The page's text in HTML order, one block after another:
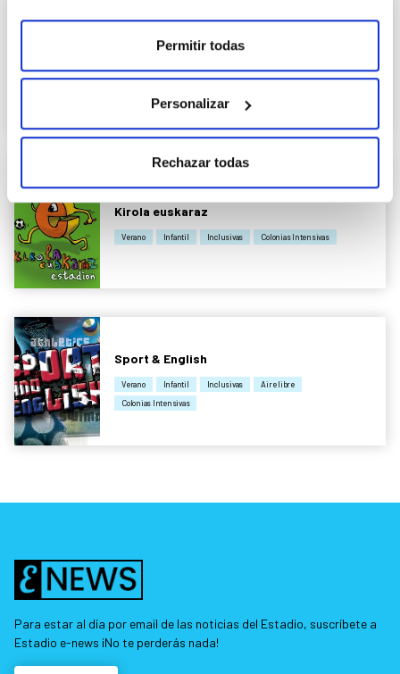
Permitir todas
Personalizar
Rechazar todas
Euskal Pilota Kanpusa
Verano Infantil Inclusivas Raqueta/Pala
Aire libre
Kirola euskaraz
Verano Infantil Inclusivas Colonias Intensivas
Sport & English
Verano Infantil Inclusivas
Aire libre
Colonias Intensivas
Para estar al día por email de las noticias del Estadio, suscríbete a
Estadio e-news ¡No te perderás nada!